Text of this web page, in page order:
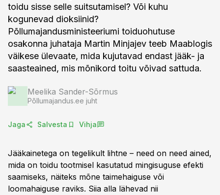
toidu sisse selle suitsutamisel? Või kuhu
kogunevad dioksiinid?
Põllumajandusministeeriumi toiduohutuse
osakonna juhataja Martin Minjajev teeb Maablogis
väikese ülevaate, mida kujutavad endast jääk- ja
saasteained, mis mõnikord toitu võivad sattuda.
Meelika Sander-Sõrmus
Põllumajandus.ee juht
Jaga Salvesta Vihja
Jääkainetega on tegelikult lihtne – need on need ained,
mida on toidu tootmisel kasutatud mingisuguse efekti
saamiseks, näiteks mõne taimehaiguse või
loomahaiguse raviks. Siia alla lähevad nii